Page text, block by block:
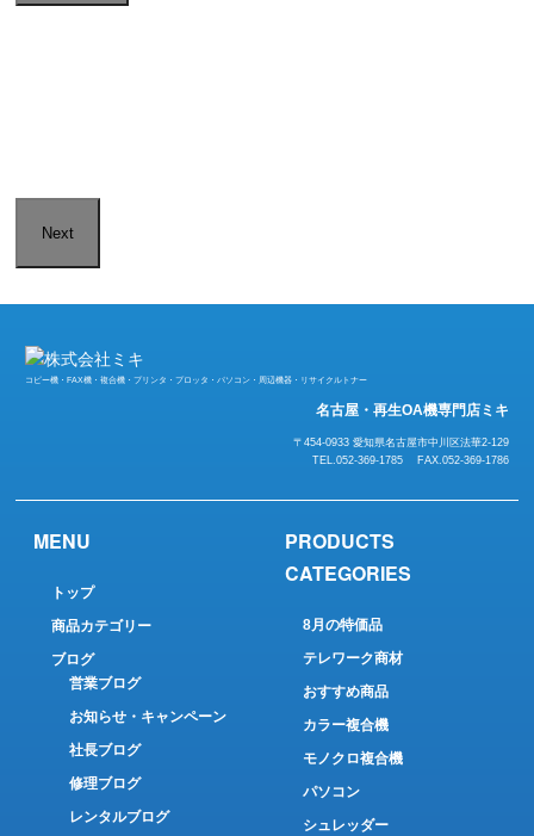
Next
コピー機・FAX機・複合機・プリンタ・プロッタ・パソコン・周辺機器・リサイクルトナー
名古屋・再生OA機専門店ミキ
〒454-0933 愛知県名古屋市中川区法華2-129
TEL.052-369-1785 FAX.052-369-1786
MENU
トップ
商品カテゴリー
ブログ
営業ブログ
お知らせ・キャンペーン
社長ブログ
修理ブログ
レンタルブログ
PRODUCTS
CATEGORIES
8月の特価品
テレワーク商材
おすすめ商品
カラー複合機
モノクロ複合機
パソコン
シュレッダー